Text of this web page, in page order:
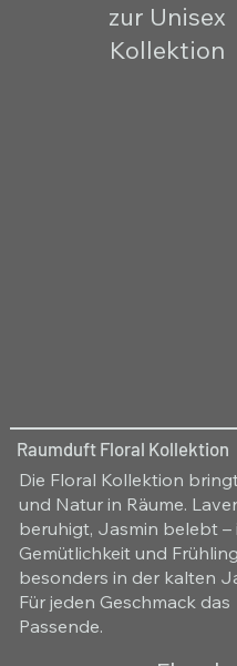
zur Unisex
Kollektion
Raumduft Floral Kollektion
Die Floral Kollektion
und Natur in Räume.
beruhigt, Jasmin belebt –
Gemütlichkeit und
besonders in der kalten
Für jeden Geschmack das
Passende.